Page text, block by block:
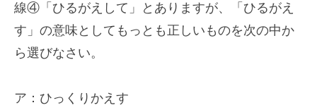
線④「ひるがえして」とありますが、「ひるがえ
す」の意味としてもっとも正しいものを次の中か
ら選びなさい。
ア：ひっくりかえす